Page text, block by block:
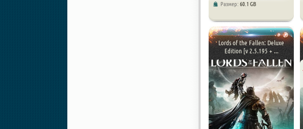
Размер: 60.1 GB
Lords of the Fallen: Deluxe
Edition [v 2.5.195 + ...